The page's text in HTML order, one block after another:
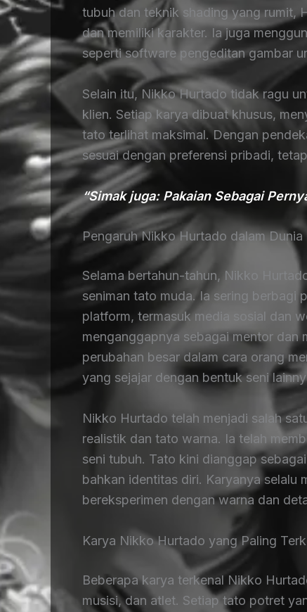
tubuh dan teknik shading yang rumit,
dan memiliki karakter. Ia juga
seperti software pengeditan gambar
Selain itu, Nikko Hurtado tidak ragu
klien. Setiap karya dibuat khusus,
tato terlihat maksimal. Dengan
sesuai dengan preferensi pribadi,
“Simak juga: Pakaian Sebagai
Pengaruh Nikko Hurtado dalam Dunia
Selama bertahun-tahun, Nikko
seniman tato muda. Ia sering berbagi
platform, termasuk media sosial dan
menganggapnya sebagai mentor dan
perubahan besar dalam cara orang
yang sejajar dengan bentuk seni
Nikko Hurtado telah menjadi salah
realistik dan tato warna. Ia telah
seni tubuh. Tato kini dianggap
bahkan identitas diri. Karyanya selalu
bereksperimen dengan warna dan
Karya Nikko Hurtado yang Paling
Beberapa karya terkenal Nikko
musisi, dan atlet. Setiap tato potret